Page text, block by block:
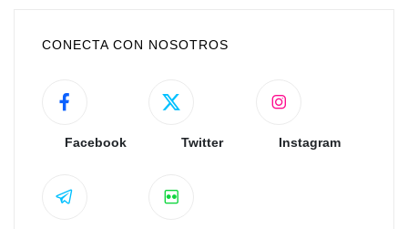
CONECTA CON NOSOTROS
Facebook Twitter Instagram